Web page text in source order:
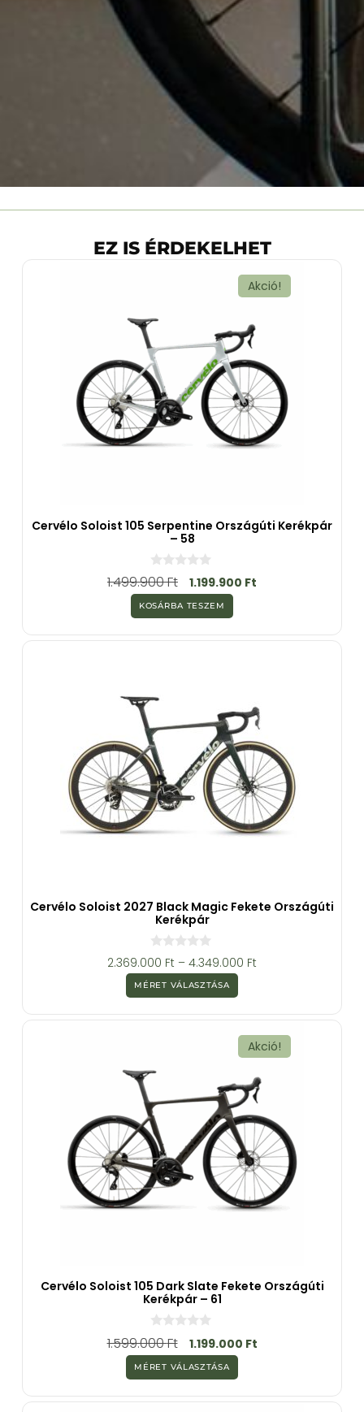
EZ IS ÉRDEKELHET
Akció!
Cervélo Soloist 105 Serpentine Országúti Kerékpár
– 58
0
a
5
-
b
ő
1.499.900Ft 1.199.900 Ft
KOSÁRBA TESZEM
Cervélo Soloist 2027 Black Magic Fekete Országúti
Kerékpár
0
a
z
5
b
2.369.000 Ft – 4.349.000 Ft
MÉRET VÁLASZTÁSA
Akció!
Cervélo Soloist 105 Dark Slate Fekete Országúti
Kerékpár – 61
0
a
5
-
b
ő
1.599.000Ft 1.199.000 Ft
MÉRET VÁLASZTÁSA